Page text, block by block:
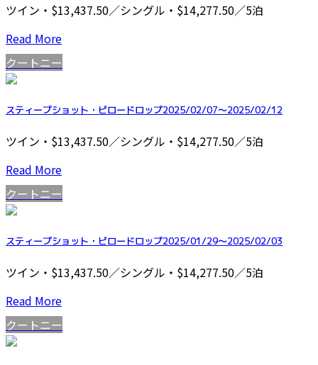
ツイン・$13,437.50／シングル・$14,277.50／5泊
Read More
クートニー
スティープショット・ピロードロップ2025/02/07～2025/02/12
ツイン・$13,437.50／シングル・$14,277.50／5泊
Read More
クートニー
スティープショット・ピロードロップ2025/01/29～2025/02/03
ツイン・$13,437.50／シングル・$14,277.50／5泊
Read More
クートニー